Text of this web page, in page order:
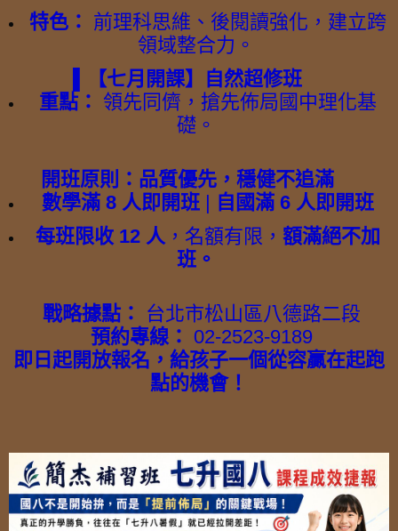
特色： 前理科思維、後閱讀強化，建立跨
領域整合力。
▌【七月開課】自然超修班
重點： 領先同儕，搶先佈局國中理化基
礎。
開班原則：品質優先，穩健不追滿
數學滿 8 人即開班 | 自國滿 6 人即開班
每班限收 12 人 ，名額有限， 額滿絕不加
班。
戰略據點：
台北市松山區八德路二段
預約專線： 02-2523-9189
即日起開放報名，給孩子一個從容贏在起跑
點的機會！